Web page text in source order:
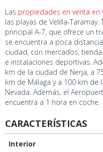
Las propiedades en venta en
las playas de Velilla-
principal A-7, que ofrece un
se encuentra a poca
ciudad, con mercados,
e instalaciones deportivas.
km de la ciudad de Nerja, a
km de Málaga y a 100 km de
Nevada. Además, el
encuentra a 1 hora en coche.
CARACTERÍSTICAS
Interior